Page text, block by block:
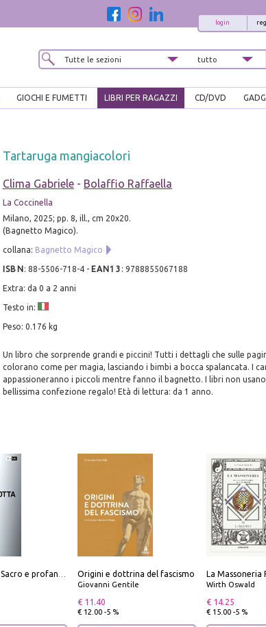
login
GIOCHI E FUMETTI LIBRI PER RAGAZZI CD/DVD
Tartaruga mangiacolori
Clima Gabriele- Bolaffio Raffaella
La Coccinella
Milano, 2025; pp. 8, ill., cm 20x20.
(Bagnetto Magico).
collana: Bagnetto Magico
ISBN : 88-5506-718-4- EAN13 : 9788855067188
Extra: da 0 a 2 anni
Testo in:
Peso: 0.176 kg
Un libro che sorprende grandi e piccini! Tutti i dettagli che sulle
colorano come per magia, lasciando i bimbi a bocca spalancata. I
appassioneranno i piccoli mentre fanno il bagnetto. I libri non
bellissima confezione regalo! Età di lettura: da 1 anno.
Origini e dottrina del fascismo
Giovanni Gentile
€ 11.40
€ 12.00 -5 %
Wirth Oswald
€ 14.25
€ 15.00 -5 %